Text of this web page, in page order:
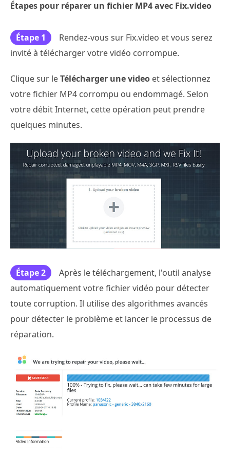
Étapes pour réparer un fichier MP4 avec Fix.video
Étape 1
Rendez-vous sur Fix.video et vous serez
invité à télécharger votre vidéo corrompue.
Clique sur leTélécharger une video et sélectionnez
votre fichier MP4 corrompu ou endommagé. Selon
votre débit Internet, cette opération peut prendre
quelques minutes.
Étape 2
Après le téléchargement, l'outil analyse
automatiquement votre fichier vidéo pour détecter
toute corruption. Il utilise des algorithmes avancés
pour détecter le problème et lancer le processus de
réparation.